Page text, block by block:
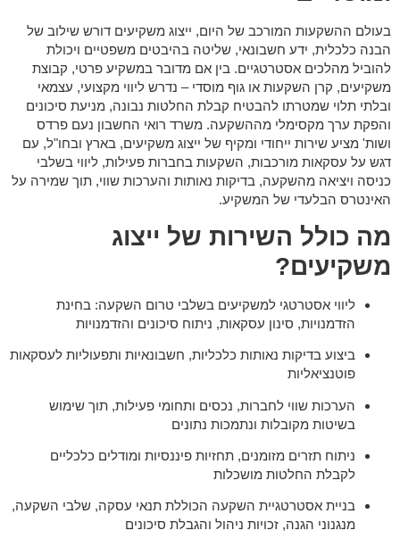
בעולם ההשקעות המורכב של היום, ייצוג משקיעים דורש שילוב של
הבנה כלכלית, ידע חשבונאי, שליטה בהיבטים משפטיים ויכולת
להוביל מהלכים אסטרטגיים. בין אם מדובר במשקיע פרטי, קבוצת
משקיעים, קרן השקעות או גוף מוסדי – נדרש ליווי מקצועי, עצמאי
ובלתי תלוי שמטרתו להבטיח קבלת החלטות נבונה, מניעת סיכונים
והפקת ערך מקסימלי מההשקעה. משרד רואי החשבון נעם פרדס
ושות' מציע שירות ייחודי ומקיף של ייצוג משקיעים, בארץ ובחו"ל, עם
דגש על עסקאות מורכבות, השקעות בחברות פעילות, ליווי בשלבי
כניסה ויציאה מהשקעה, בדיקות נאותות והערכות שווי, תוך שמירה על
האינטרס הבלעדי של המשקיע.
מה כולל השירות של ייצוג
משקיעים?
ליווי אסטרטגי למשקיעים בשלבי טרום השקעה: בחינת
הזדמנויות, סינון עסקאות, ניתוח סיכונים והזדמנויות
ביצוע בדיקות נאותות כלכליות, חשבונאיות ותפעוליות לעסקאות
פוטנציאליות
הערכות שווי לחברות, נכסים ותחומי פעילות, תוך שימוש
בשיטות מקובלות ונתמכות נתונים
ניתוח תזרים מזומנים, תחזיות פיננסיות ומודלים כלכליים
לקבלת החלטות מושכלות
בניית אסטרטגיית השקעה הכוללת תנאי עסקה, שלבי השקעה,
מנגנוני הגנה, זכויות ניהול והגבלת סיכונים